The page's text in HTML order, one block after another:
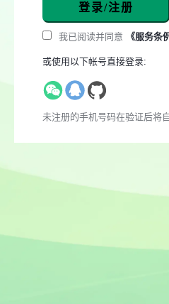
登录/注册
我已阅读并同意 《服务条
或使用以下帐号直接登录:
未注册的手机号码在验证后将